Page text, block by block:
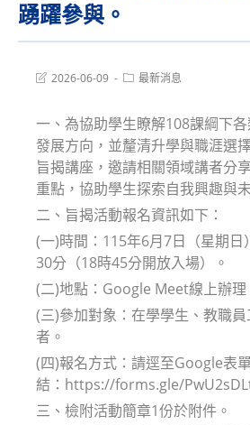
踴躍參與。
Post2026-06-09
Post最新消息
一、為協助學生瞭解108課綱下
發展方向，並釐清升學與職涯選
旨揭講座，邀請相關領域講者分
重點，協助學生探索自我興趣與
二、旨揭活動報名資訊如下：
(一)時間：115年6月7日（星期
30分（18時45分開放入場）。
(二)地點：Google Meet線上辦理
(三)參加對象：在學學生、教職
者。
(四)報名方式：請逕至Google表
結：https://forms.gle/
三、檢附活動簡章1份於附件。